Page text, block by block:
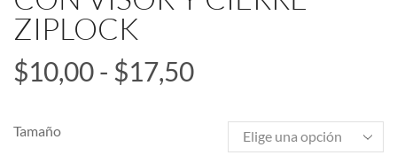
ZIPLOCK
$10,00- $17,50
Tamaño